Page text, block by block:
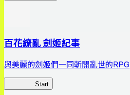
百花繚亂 劍姬紀事
與美麗的劍姬們一同斬開亂世的RPG
Start